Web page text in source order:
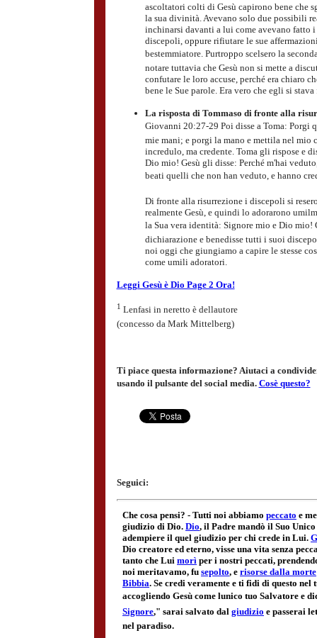
ascoltatori colti di Gesù capirono bene che
la sua divinità. Avevano solo due possibili
inchinarsi davanti a lui come avevano fatto i
discepoli, oppure rifiutare le sue
bestemmiatore. Purtroppo scelsero la
notare tuttavia che Gesù non si mette a
confutare le loro accuse, perché era chiaro
bene le Sue parole. Era vero che egli si
La risposta di Tommaso di fronte alla
Giovanni 20:27-29 Poi disse a Toma: Porgi
mie mani; e porgi la mano e mettila nel mio
incredulo, ma credente. Toma gli rispose e
Dio mio! Gesù gli disse: Perché m'hai
beati quelli che non han veduto, e hanno
Di fronte alla risurrezione i discepoli si
realmente Gesù, e quindi lo adorarono
la Sua vera identità: Signore mio e Dio mio!
dichiarazione e benedisse tutti i suoi
noi oggi che giungiamo a capire le stesse
come umili adoratori.
Leggi Gesù è Dio Page 2 Ora!
1 Lenfasi in neretto è dellautore
(concesso da Mark Mittelberg)
Ti piace questa informazione? Aiutaci a
usando il pulsante del social media. Cosè questo?
Seguici: